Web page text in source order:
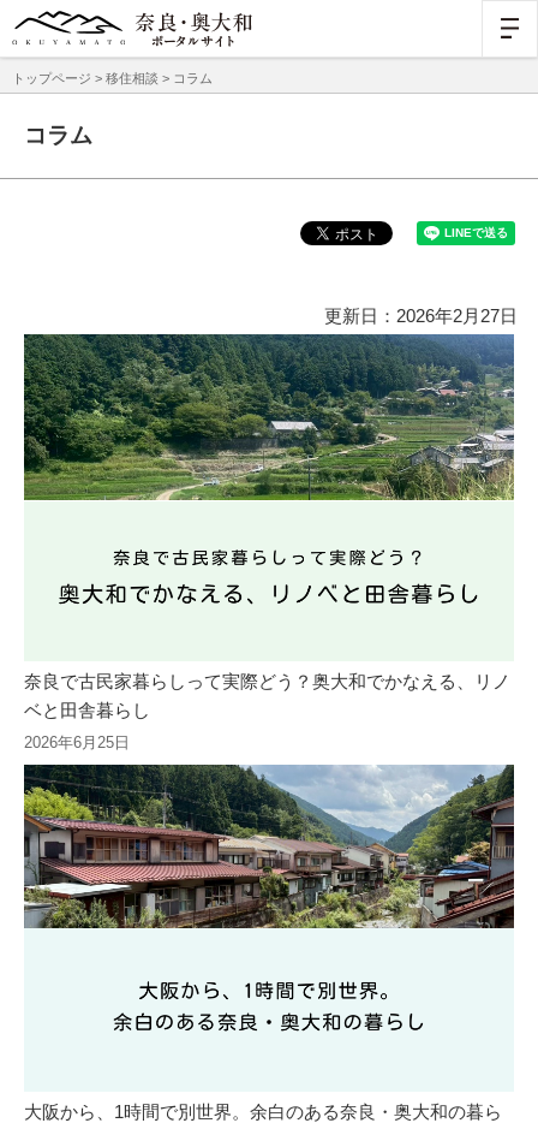
トップページ > 移住相談 > コラム
コラム
更新日：2026年2月27日
奈良で古民家暮らしって実際どう？奥大和でかなえる、リノ
ベと田舎暮らし
2026年6月25日
大阪から、1時間で別世界。余白のある奈良・奥大和の暮ら